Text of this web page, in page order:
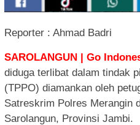
Reporter : Ahmad Badri
SAROLANGUN | Go
diduga terlibat dalam tindak
(TPPO) diamankan oleh
Satreskrim Polres Merangin
Sarolangun, Provinsi Jambi.